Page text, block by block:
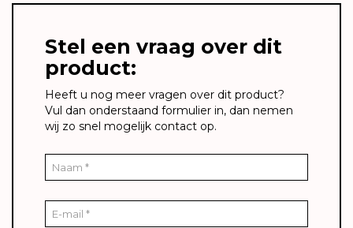
Stel een vraag over dit
product:
Heeft u nog meer vragen over dit product?
Vul dan onderstaand formulier in, dan nemen
wij zo snel mogelijk contact op.